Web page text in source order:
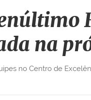
na
no Centro de